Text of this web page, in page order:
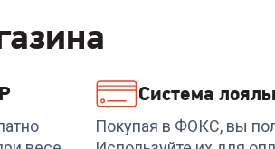
SIMFER
Код:00-00013484
Духовой шкаф
B6EC68122
Система
Покупая в ФОКС, вы